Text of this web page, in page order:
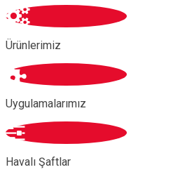
Ürünlerimiz
Uygulamalarımız
Havalı Şaftlar